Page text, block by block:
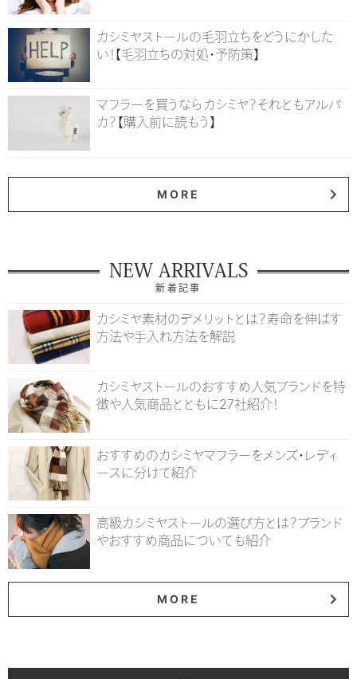
カシミヤストールの毛羽立ちをどうにかした
い！【毛羽立ちの対処・予防策】
マフラーを買うならカシミヤ？それともアルパ
カ？【購入前に読もう】
MORE
NEW ARRIVALS
新着記事
カシミヤ素材のデメリットとは？寿命を伸ばす
方法や手入れ方法を解説
カシミヤストールのおすすめ人気ブランドを特
徴や人気商品とともに27社紹介！
おすすめのカシミヤマフラーをメンズ・レディ
ースに分けて紹介
高級カシミヤストールの選び方とは？ブランド
やおすすめ商品についても紹介
MORE